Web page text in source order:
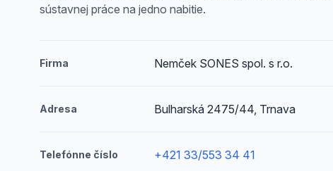
sústavnej práce na jedno nabitie.
Firma Nemček SONES spol. s r.o.
Adresa Bulharská 2475/44, Trnava
Telefónne číslo +421 33/553 34 41